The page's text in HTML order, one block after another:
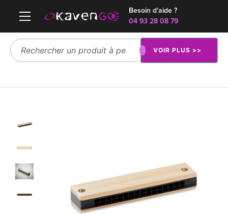
Besoin d'aide ?
04 93 28 08 79
VOIR PLUS >>